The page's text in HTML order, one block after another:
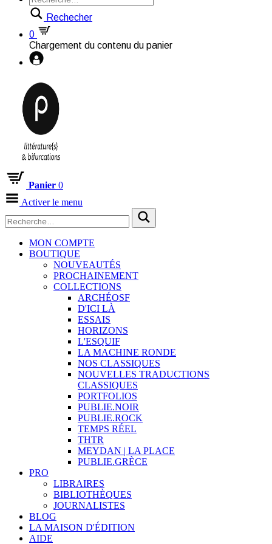
Rechecher
0
Chargement du contenu du panier
Panier 0
Activer le menu
MON COMPTE
BOUTIQUE
NOUVEAUTÉS
PROCHAINEMENT
COLLECTIONS
ARCHÉOSF
D'ICI LÀ
ESSAIS
HORIZONS
L'ESQUIF
LA MACHINE RONDE
NOS CLASSIQUES
NOUVELLES TRADUCTIONS
CLASSIQUES
PORTFOLIOS
PUBLIE.NOIR
PUBLIE.ROCK
TEMPS RÉEL
THTR
MEYDAN | LA PLACE
PUBLIE.GRÈCE
PRO
LIBRAIRES
BIBLIOTHÈQUES
JOURNALISTES
BLOG
LA MAISON D'ÉDITION
AIDE